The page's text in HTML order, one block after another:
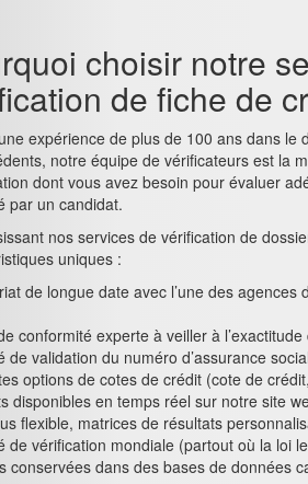
choisir notre
de fiche de
expérience de plus de 100 ans dans le
notre équipe de vérificateurs est la
dont vous avez besoin pour évaluer
par un candidat.
nos services de vérification de
uniques :
de longue date avec l’une des
conformité experte à veiller à
de validation du numéro d’assurance
options de cotes de crédit (cote de
disponibles en temps réel sur notre site
flexible, matrices de résultats
de vérification mondiale (partout où la loi
conservées dans des bases de données